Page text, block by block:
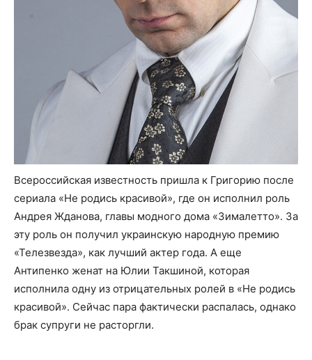
Всероссийская известность пришла к Григорию после
сериала «Не родись красивой», где он исполнил роль
Андрея Жданова, главы модного дома «Зималетто». За
эту роль он получил украинскую народную премию
«Телезвезда», как лучший актер года. А еще
Антипенко женат на Юлии Такшиной, которая
исполнила одну из отрицательных ролей в «Не родись
красивой». Сейчас пара фактически распалась, однако
брак супруги не расторгли.